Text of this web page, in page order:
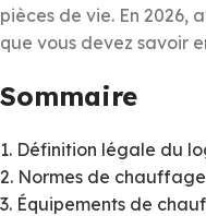
pièces de vie. En 2026,
que vous devez savoir
Sommaire
1. Définition légale du
2. Normes de
3. Équipements de